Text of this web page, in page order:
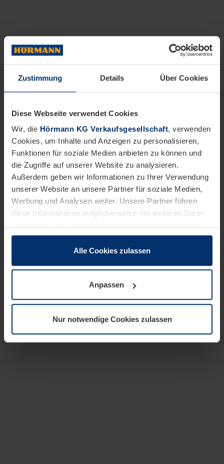
Zustimmung Details Über Cookies
Diese Webseite verwendet Cookies
Wir, die Hörmann KG Verkaufsgesellschaft, verwenden
Cookies, um Inhalte und Anzeigen zu personalisieren,
Funktionen für soziale Medien anbieten zu können und
die Zugriffe auf unserer Website zu analysieren.
Außerdem geben wir Informationen zu Ihrer Verwendung
unserer Website an unsere Partner für soziale Medien,
Werbung und Analysen weiter. Unsere Partner führen
diese Informationen möglicherweise mit weiteren Daten
sie im Rahmen Ihrer Nutzung der Dienste gesammelt
wenn diese für den Betrieb dieser Seite unbedingt
notwendig sind. Für alle anderen Cookie-Typen benötigen
wir Ihre Erlaubnis. Ihre Einwilligung können Sie jederzeit
Datenschutzerklärungunserer Website ändern oder
widerrufen.
Alle Cookies zulassen
Anpassen
Nur notwendige Cookies zulassen